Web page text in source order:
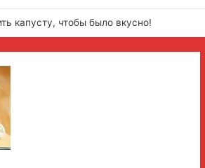
меню
капусту, чтобы было вкусно!